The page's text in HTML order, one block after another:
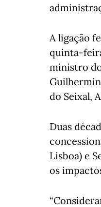
A ligação
quinta-
ministro
do Seixal,
Duas
Lisboa) e
os